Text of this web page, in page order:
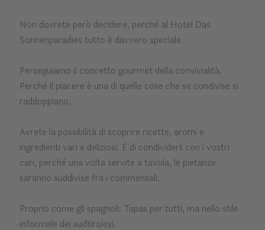
Non dovrete però decidere, perché al Hotel Das
Sonnenparadies tutto è davvero speciale.
Perseguiamo il concetto gourmet della convivialità.
Perché il piacere è una di quelle cose che se condivise si
raddoppiano.
Avrete la possibilità di scoprire ricette, aromi e
ingredienti vari e deliziosi. E di condividerli con i vostri
cari, perché una volta servite a tavola, le pietanze
saranno suddivise fra i commensali.
Proprio come gli spagnoli: Tapas per tutti, ma nello stile
informale dei sudtirolesi.